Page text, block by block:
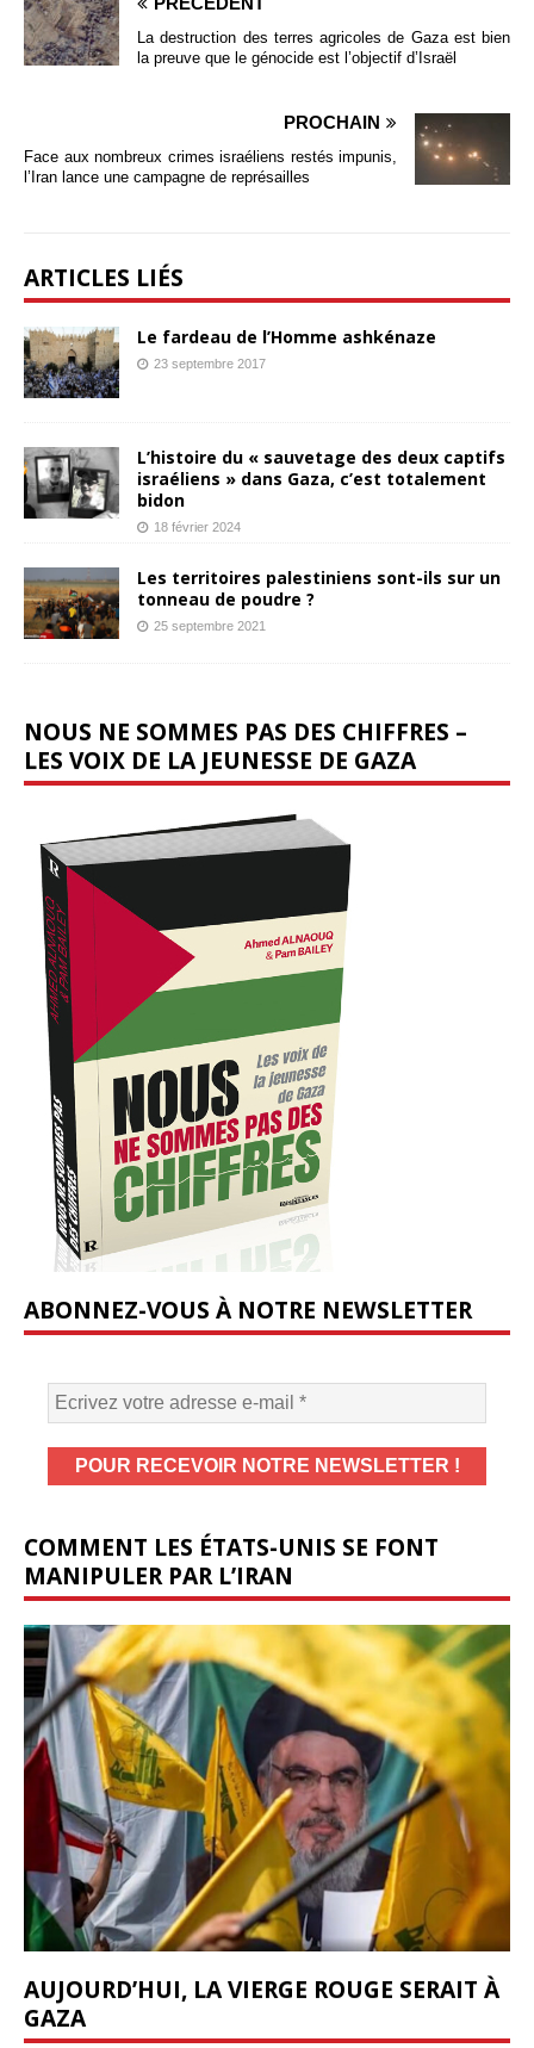
La destruction des terres agricoles de Gaza est bien
la preuve que le génocide est l’objectif d’Israël
PROCHAIN
Face aux nombreux crimes israéliens restés impunis,
l’Iran lance une campagne de représailles
ARTICLES LIÉS
Le fardeau de l’Homme ashkénaze
23 septembre 2017
L’histoire du « sauvetage des deux captifs
israéliens » dans Gaza, c’est totalement
bidon
18 février 2024
Les territoires palestiniens sont-ils sur un
tonneau de poudre ?
25 septembre 2021
NOUS NE SOMMES PAS DES CHIFFRES –
LES VOIX DE LA JEUNESSE DE GAZA
ABONNEZ-VOUS À NOTRE NEWSLETTER
COMMENT LES ÉTATS-UNIS SE FONT
MANIPULER PAR L’IRAN
AUJOURD’HUI, LA VIERGE ROUGE SERAIT À
GAZA